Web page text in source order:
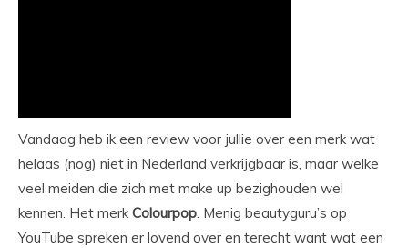
Vandaag heb ik een review voor jullie over een merk wat
helaas (nog) niet in Nederland verkrijgbaar is, maar welke
veel meiden die zich met make up bezighouden wel
kennen. Het merkColourpop. Menig beautyguru’s op
YouTube spreken er lovend over en terecht want wat een